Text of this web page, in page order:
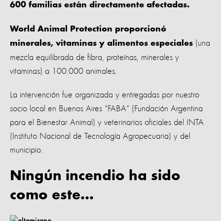
600 familias están directamente afectadas.
World Animal Protection proporcionó
minerales, vitaminas y alimentos especiales (una
mezcla equilibrada de fibra, proteínas, minerales y
vitaminas) a 100.000 animales.
La intervención fue organizada y entregadas por nuestro
socio local en Buenos Aires "FABA" (Fundación Argentina
para el Bienestar Animal) y veterinarios oficiales del INTA
(Instituto Nacional de Tecnología Agropecuaria) y del
municipio.
Ningún incendio ha sido
como este...